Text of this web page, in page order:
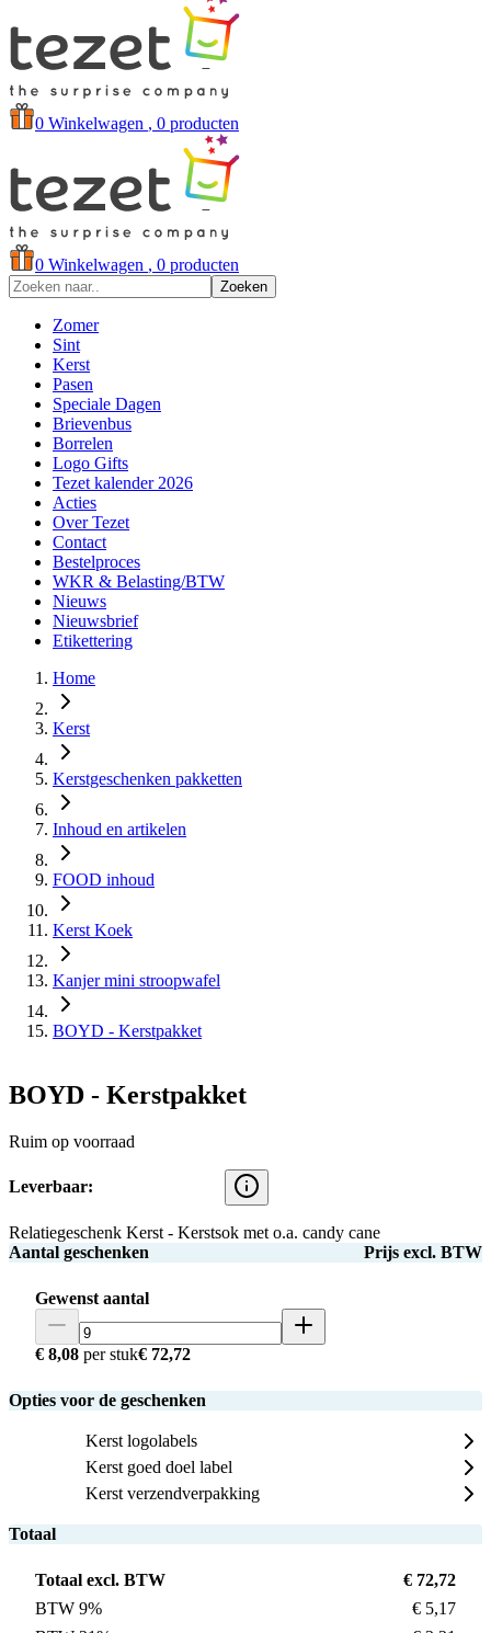
0 Winkelwagen , 0 producten
0 Winkelwagen , 0 producten
Zoeken
Zomer
Sint
Kerst
Pasen
Speciale Dagen
Brievenbus
Borrelen
Logo Gifts
Tezet kalender 2026
Acties
Over Tezet
Contact
Bestelproces
WKR & Belasting/BTW
Nieuws
Nieuwsbrief
Etikettering
Home
Kerst
Kerstgeschenken pakketten
Inhoud en artikelen
FOOD inhoud
Kerst Koek
Kanjer mini stroopwafel
BOYD - Kerstpakket
BOYD - Kerstpakket
Ruim op voorraad
Leverbaar:
Relatiegeschenk Kerst - Kerstsok met o.a. candy cane
Aantal geschenken
Prijs excl. BTW
Gewenst aantal
€ 8,08 per stuk€ 72,72
Opties voor de geschenken
Kerst logolabels
Kerst goed doel label
Kerst verzendverpakking
Totaal
Totaal excl. BTW
€ 72,72
BTW 9%
€ 5,17